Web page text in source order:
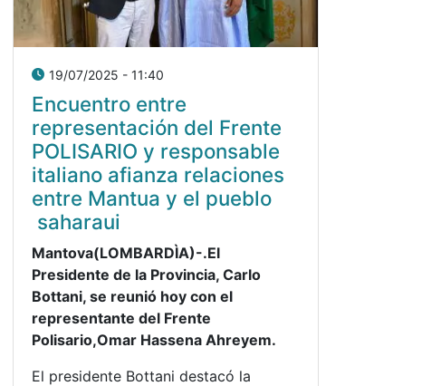
19/07/2025 - 11:40
Encuentro entre
representación del Frente
POLISARIO y responsable
italiano afianza relaciones
entre Mantua y el pueblo
saharaui
Mantova(LOMBARDÌA)-.El
Presidente de la Provincia, Carlo
Bottani, se reunió hoy con el
representante del Frente
Polisario,Omar Hassena Ahreyem.
El presidente Bottani destacó la